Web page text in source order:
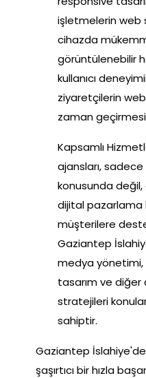
işletmelerin web
cihazda
görüntülenebilir
kullanıcı
ziyaretçilerin
zaman
Kapsamlı
ajansları,
konusunda
dijital pazarlama
müşterilere
Gaziantep
medya yönetimi,
tasarım ve
stratejileri
sahiptir.
Gaziantep
şaşırtıcı bir hızla